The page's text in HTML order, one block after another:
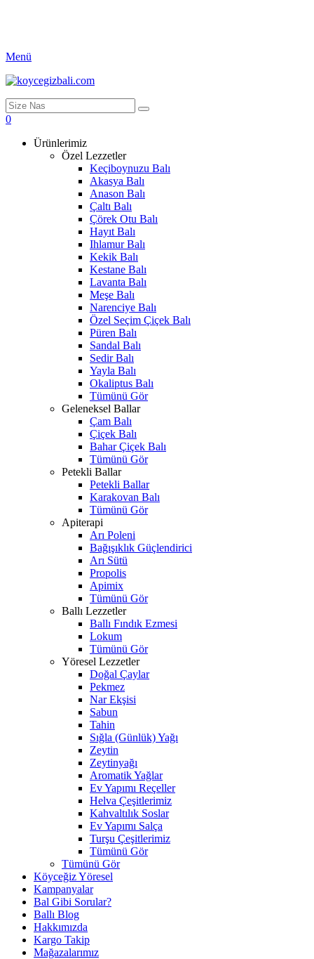
Menü
0
Ürünlerimiz
Özel Lezzetler
Keçiboynuzu Balı
Akasya Balı
Anason Balı
Çaltı Balı
Çörek Otu Balı
Hayıt Balı
Ihlamur Balı
Kekik Balı
Kestane Balı
Lavanta Balı
Meşe Balı
Narenciye Balı
Özel Seçim Çiçek Balı
Püren Balı
Sandal Balı
Sedir Balı
Yayla Balı
Okaliptus Balı
Tümünü Gör
Geleneksel Ballar
Çam Balı
Çiçek Balı
Bahar Çiçek Balı
Tümünü Gör
Petekli Ballar
Petekli Ballar
Karakovan Balı
Tümünü Gör
Apiterapi
Arı Poleni
Bağışıklık Güçlendirici
Arı Sütü
Propolis
Apimix
Tümünü Gör
Ballı Lezzetler
Ballı Fındık Ezmesi
Lokum
Tümünü Gör
Yöresel Lezzetler
Doğal Çaylar
Pekmez
Nar Ekşisi
Sabun
Tahin
Sığla (Günlük) Yağı
Zeytin
Zeytinyağı
Aromatik Yağlar
Ev Yapımı Reçeller
Helva Çeşitlerimiz
Kahvaltılık Soslar
Ev Yapımı Salça
Turşu Çeşitlerimiz
Tümünü Gör
Tümünü Gör
Köyceğiz Yöresel
Kampanyalar
Bal Gibi Sorular?
Ballı Blog
Hakkımızda
Kargo Takip
Mağazalarımız